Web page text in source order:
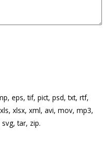
eps, tif, pict, psd, txt, rtf,
xlsx, xml, avi, mov, mp3,
tar, zip.